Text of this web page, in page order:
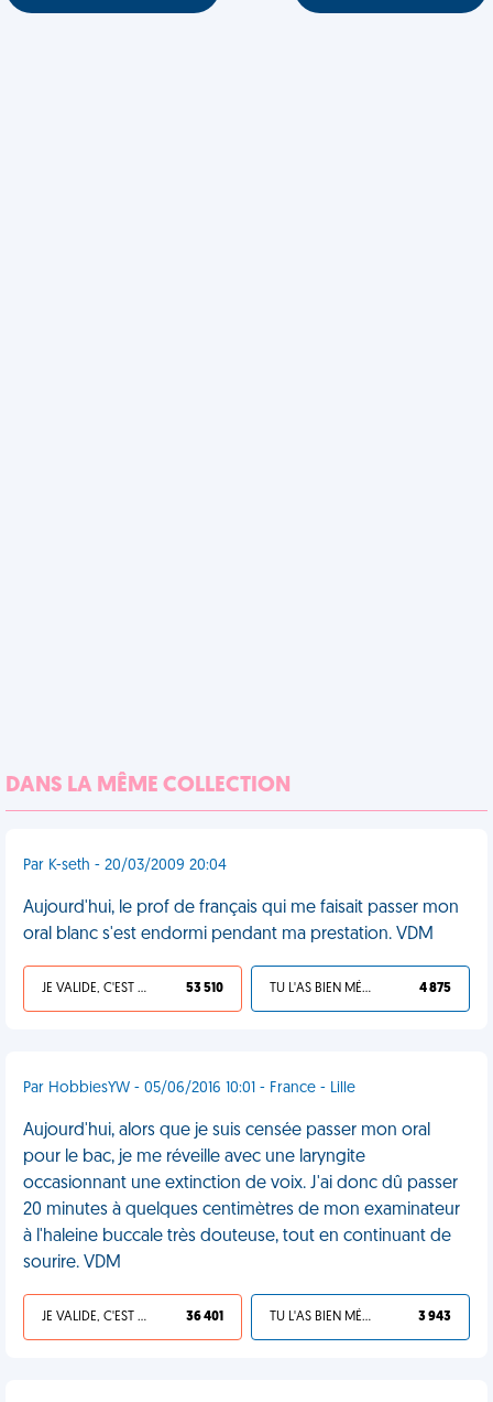
DANS LA MÊME COLLECTION
Par K-seth - 20/03/2009 20:04
Aujourd'hui, le prof de français qui me faisait passer mon
oral blanc s'est endormi pendant ma prestation. VDM
JE VALIDE, C'EST UNE VDM 53 510 TU L'AS BIEN MÉRITÉ 4 875
Par HobbiesYW - 05/06/2016 10:01 - France - Lille
Aujourd'hui, alors que je suis censée passer mon oral
pour le bac, je me réveille avec une laryngite
occasionnant une extinction de voix. J'ai donc dû passer
20 minutes à quelques centimètres de mon examinateur
à l'haleine buccale très douteuse, tout en continuant de
sourire. VDM
JE VALIDE, C'EST UNE VDM 36 401 TU L'AS BIEN MÉRITÉ 3 943